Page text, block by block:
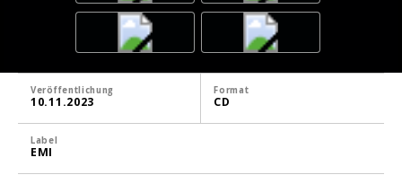
Veröffentlichung
10.11.2023
Format
CD
Label
EMI